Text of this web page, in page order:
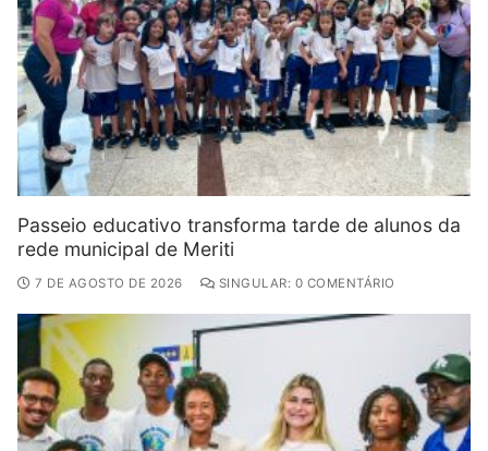
Passeio educativo transforma tarde de alunos da
rede municipal de Meriti
7 DE AGOSTO DE 2026 SINGULAR: 0 COMENTÁRIO